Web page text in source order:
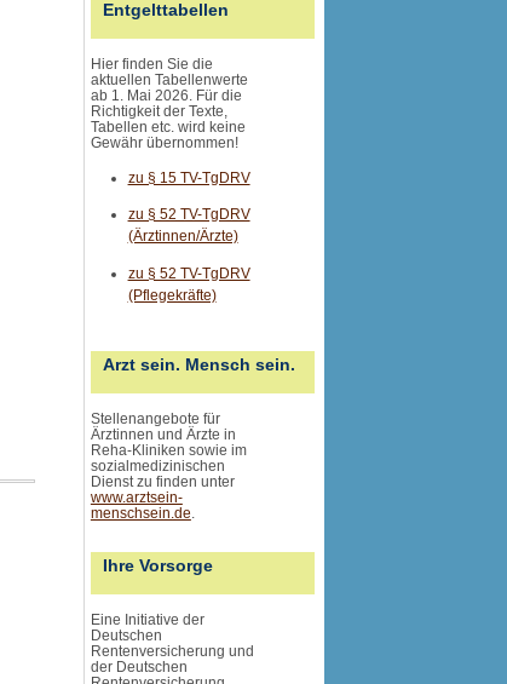
Entgelttabellen
Hier finden Sie die
aktuellen Tabellenwerte
ab 1. Mai 2026. Für die
Richtigkeit der Texte,
Tabellen etc. wird keine
Gewähr übernommen!
zu § 15 TV-TgDRV
zu § 52 TV-TgDRV
(Ärztinnen/Ärzte)
zu § 52 TV-TgDRV
(Pflegekräfte)
Arzt sein. Mensch sein.
Stellenangebote für
Ärztinnen und Ärzte in
Reha-Kliniken sowie im
sozialmedizinischen
Dienst zu finden unter
www.arztsein-
menschsein.de.
Ihre Vorsorge
Eine Initiative der
Deutschen
Rentenversicherung und
der Deutschen